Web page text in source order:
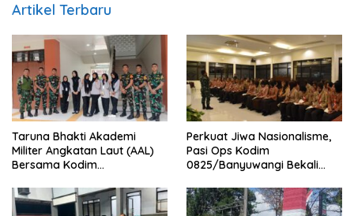
Artikel Terbaru
Taruna Bhakti Akademi
Militer Angkatan Laut (AAL)
Bersama Kodim
Generasi Disiplin dan Berjiwa
Nasionalis
Perkuat Jiwa Nasionalisme,
Pasi Ops Kodim
0825/Banyuwangi Bekali
dengan Wawasan
Kebangsaan